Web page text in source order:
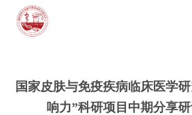
国家皮肤与免疫疾病临床医学
响力”科研项目中期分享